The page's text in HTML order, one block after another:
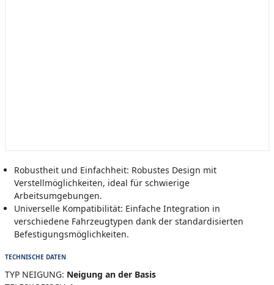
Robustheit und Einfachheit: Robustes Design mit
Verstellmöglichkeiten, ideal für schwierige
Arbeitsumgebungen.
Universelle Kompatibilität: Einfache Integration in
verschiedene Fahrzeugtypen dank der standardisierten
Befestigungsmöglichkeiten.
TECHNISCHE DATEN
TYP NEIGUNG: Neigung an der Basis